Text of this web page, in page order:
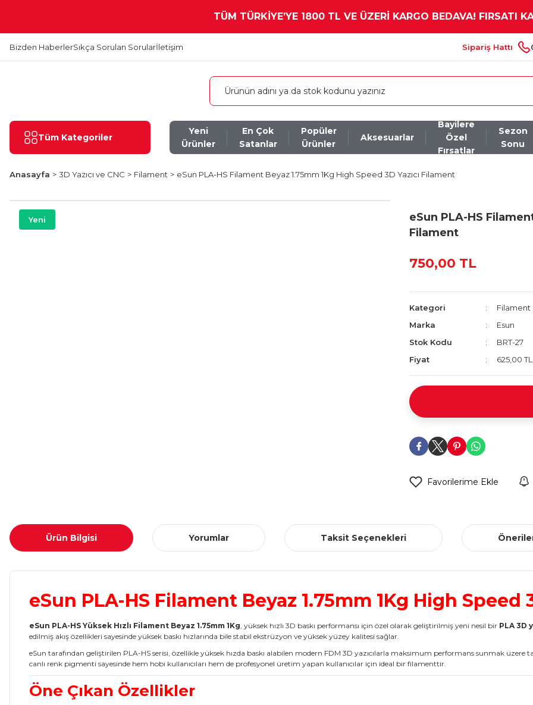
TÜM TÜRKİYE’YE 1800 TL VE ÜZERİ KARGO BEDAVA! FIRSATI
Bizden HaberlerSıkça Sorulan Sorularİletişim Sipariş Hattı
Tüm Kategoriler
Yeni
Ürünler
En Çok
Satanlar
Popüler
Ürünler
Aksesuarlar
Bayilere
Özel
Fırsatlar
Sezon
Sonu
Anasayfa 3D Yazıcı ve CNC Filament eSun PLA-HS Filament Beyaz 1.75mm 1Kg High Speed 3D Yazıcı Filament
Yeni
eSun PLA-HS
Filament
750,00 TL
Kategori
Filament
Marka
Esun
Stok Kodu
BRT-27
Fiyat
625,00
Ürün Bilgisi Yorumlar Taksit Seçenekleri
eSun PLA-HS Filament Beyaz 1.75mm 1Kg High Speed
eSun PLA-HS Yüksek Hızlı Filament Beyaz 1.75mm 1Kg, yüksek hızlı 3D baskı performansı için özel olarak geliştirilmiş yeni nesil bir PLA 3D
edilmiş akış özellikleri sayesinde yüksek baskı hızlarında bile stabil ekstrüzyon ve yüksek yüzey kalitesi sağlar.
eSun tarafından geliştirilen PLA-HS serisi, özellikle yüksek hızda baskı alabilen modern FDM 3D yazıcılarla maksimum performans sunmak üzere
canlı renk pigmenti sayesinde hem hobi kullanıcıları hem de profesyonel üretim yapan kullanıcılar için ideal bir filamenttir.
Öne Çıkan Özellikler